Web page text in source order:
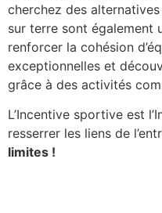
cherchez des
sur terre sont également
renforcer la cohésion
exceptionnelles et
grâce à des activités
L’Incentive sportive est
resserrer les liens de
limites !